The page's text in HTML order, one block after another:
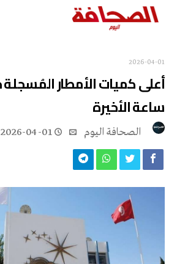
2026-04-01
ساعة الأخيرة
2026-04-01